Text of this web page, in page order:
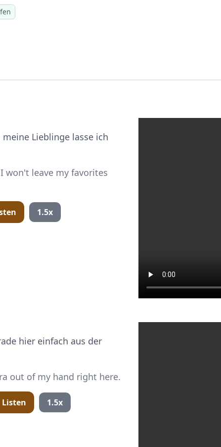
Lieblinge lasse ich
won't leave my favorites
1.5x
hier einfach aus der
out of my hand right here.
Listen 1.5x